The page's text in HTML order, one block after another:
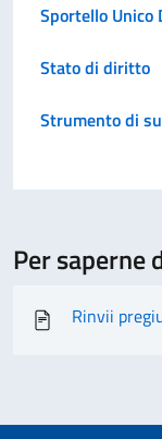
Sportello Unico
Stato di diritto
Strumento di
Per saperne
Rinvii